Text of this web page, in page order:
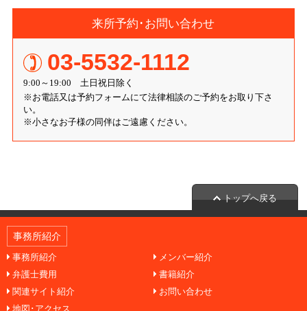
来所予約･お問い合わせ
03-5532-1112
9:00～19:00 土日祝日除く
※お電話又は予約フォームにて法律相談のご予約をお取り下さ
い。
※小さなお子様の同伴はご遠慮ください。
トップへ戻る
事務所紹介
事務所紹介
メンバー紹介
弁護士費用
書籍紹介
関連サイト紹介
お問い合わせ
地図･アクセス